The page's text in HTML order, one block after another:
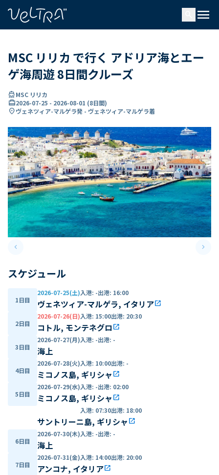
menu
MSC リリカ で行く アドリア海とエー
ゲ海周遊 8日間クルーズ
directions_boatMSC リリカ
card_travel2026-07-25 - 2026-08-01 (8日間)
location_onヴェネツィア-マルゲラ発 - ヴェネツィア-マルゲラ着
keyboard_arrow_leftPrevious slide keyboard_arrow_right
スケジュール
1日目
2026-07-25(土)入港: -出港: 16:00
ヴェネツィア-マルゲラ, イタリアopen_in_new
2日目
2026-07-26(日)入港: 15:00出港: 20:30
コトル, モンテネグロopen_in_new
3日目
2026-07-27(月)入港: -出港: -
海上
4日目
2026-07-28(火)入港: 10:00出港: -
ミコノス島, ギリシャ open_in_new
5日目
2026-07-29(水)入港: -出港: 02:00
ミコノス島, ギリシャ open_in_new
入港: 07:30出港: 18:00
サントリーニ島, ギリシャ open_in_new
6日目
2026-07-30(木)入港: -出港: -
海上
7日目
2026-07-31(金)入港: 14:00出港: 20:00
アンコナ, イタリアopen_in_new